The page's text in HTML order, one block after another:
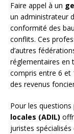
Faire appel à un
un administrateur
conformité des
conflits. Ces
d’autres
réglementaires en
compris entre 6 et
des revenus
Pour les questions
locales (ADIL)
juristes